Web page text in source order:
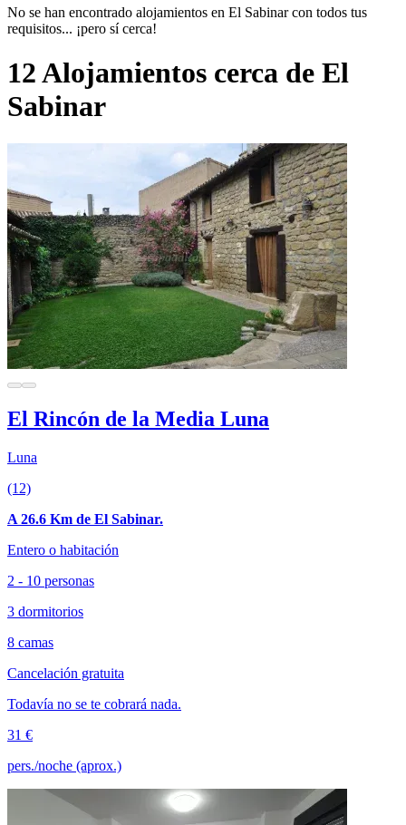
No se han encontrado alojamientos en El Sabinar con todos tus
requisitos... ¡pero sí cerca!
12 Alojamientos cerca de El
Sabinar
El Rincón de la Media Luna
Luna
(12)
A 26.6 Km de El Sabinar.
Entero o habitación
2 - 10 personas
3 dormitorios
8 camas
Cancelación gratuita
Todavía no se te cobrará nada.
31 €
pers./noche (aprox.)